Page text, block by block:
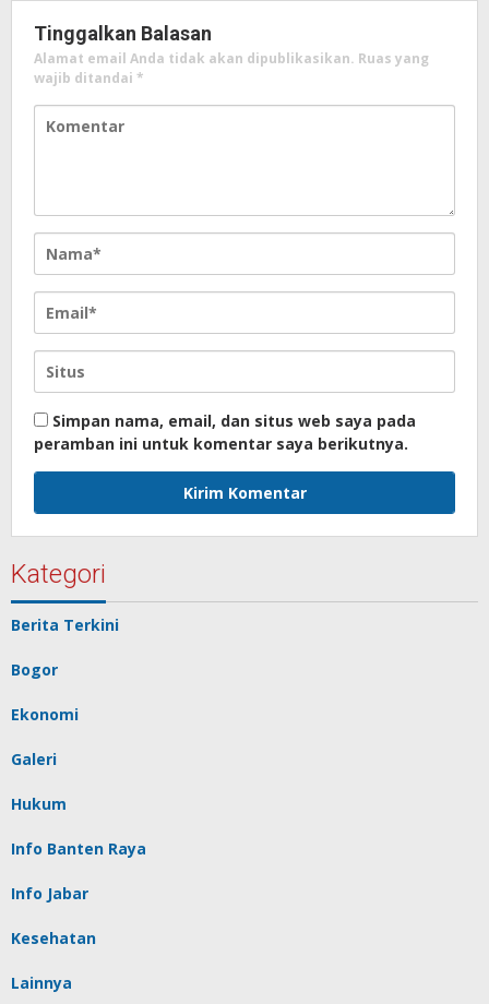
Tinggalkan Balasan
Alamat email Anda tidak akan dipublikasikan. Ruas yang
wajib ditandai *
Simpan nama, email, dan situs web saya pada
peramban ini untuk komentar saya berikutnya.
Kategori
Berita Terkini
Bogor
Ekonomi
Galeri
Hukum
Info Banten Raya
Info Jabar
Kesehatan
Lainnya